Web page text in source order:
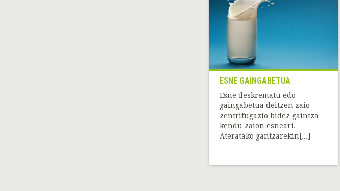
ESNE GAINGABETUA
Esne deskrematu edo
gaingabetua deitzen zaio
zentrifugazio bidez gaintza
kendu zaion esneari.
Ateratako gantzarekin[...]